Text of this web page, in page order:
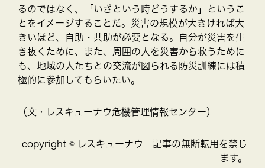
るのではなく、「いざという時どうするか」というこ
とをイメージすることだ。災害の規模が大きければ大
きいほど、自助・共助が必要となる。自分が災害を生
き抜くために、また、周囲の人を災害から救うために
も、地域の人たちとの交流が図られる防災訓練には積
極的に参加してもらいたい。
（文・レスキューナウ危機管理情報センター）
copyright © レスキューナウ 記事の無断転用を禁じ
ます。